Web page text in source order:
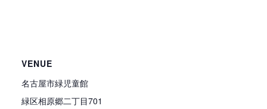
VENUE
名古屋市緑児童館
緑区相原郷二丁目701